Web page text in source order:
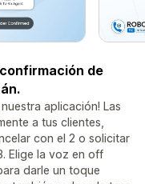
de
aplicación! Las
a tus clientes,
con el 2 o solicitar
Elige la voz en off
darle un toque